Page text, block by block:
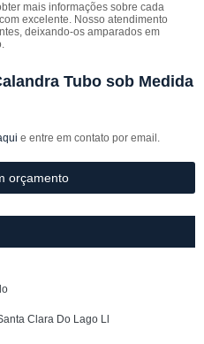
mais informações sobre cada
excelente. Nosso atendimento
deixando-os amparados em
Tubo sob Medida
e entre em contato por email.
orçamento
Clara Do Lago Ll